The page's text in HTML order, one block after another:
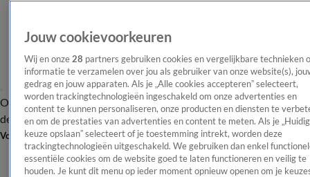
OverzichtAfleveringen Entertainment TV Algemeen
Tip
de redactieNieuwsbrief
Volg Shownieuws
Jouw cookievoorkeuren
Wij en onze 28 partners gebruiken cookies en vergelijkbare technieken
informatie te verzamelen over jou als gebruiker van onze website(s),
gedrag en jouw apparaten. Als je „Alle cookies accepteren” selecteert,
worden trackingtechnologieën ingeschakeld om onze advertenties en
content te kunnen personaliseren, onze producten en diensten te
en om de prestaties van advertenties en content te meten. Als je
keuze opslaan” selecteert of je toestemming intrekt, worden deze
trackingtechnologieën uitgeschakeld. We gebruiken dan enkel
essentiële cookies om de website goed te laten functioneren en veilig te
houden. Je kunt dit menu op ieder moment opnieuw openen om je